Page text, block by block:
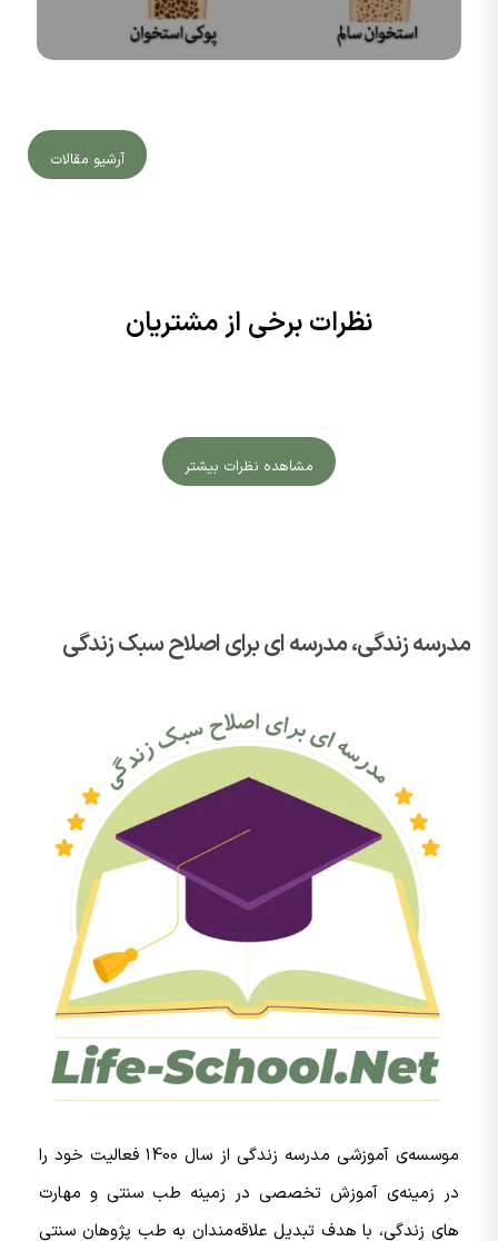
آرشیو مقالات
نظرات برخی از مشتریان
مشاهده نظرات بیشتر
مدرسه زندگی، مدرسه ای برای اصلاح سبک زندگی
موسسه‌ی آموزشی مدرسه زندگی از سال ۱40۰ فعالیت خود را
در زمینه‌ی آموزش تخصصی در زمینه طب سنتی و مهارت
های زندگی، با هدف تبدیل علاقه‌مندان به طب پژوهان سنتی